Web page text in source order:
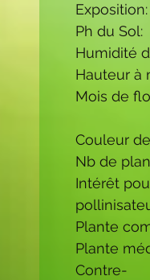
Exposition:
Ph du Sol:
Humidité
Hauteur à
Mois de
Couleur
Nb de
Intérêt
Plante
Plante
Contre-